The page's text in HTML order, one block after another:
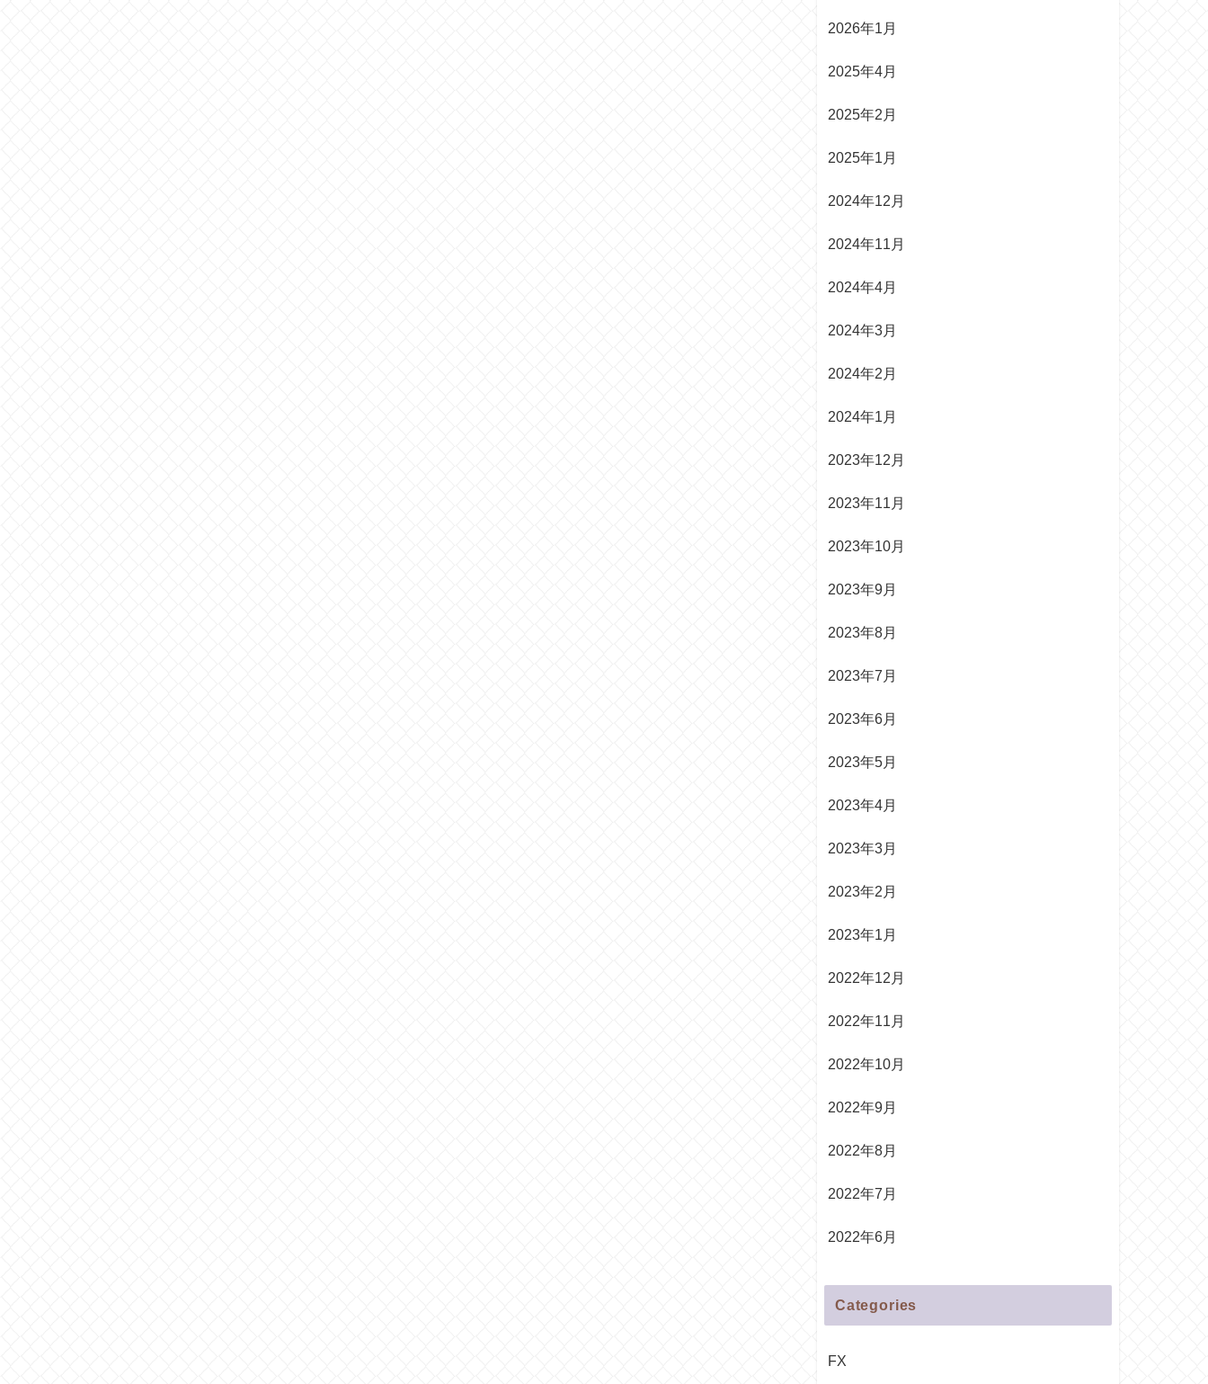
2026年1月
2025年4月
2025年2月
2025年1月
2024年12月
2024年11月
2024年4月
2024年3月
2024年2月
2024年1月
2023年12月
2023年11月
2023年10月
2023年9月
2023年8月
2023年7月
2023年6月
2023年5月
2023年4月
2023年3月
2023年2月
2023年1月
2022年12月
2022年11月
2022年10月
2022年9月
2022年8月
2022年7月
2022年6月
Categories
FX